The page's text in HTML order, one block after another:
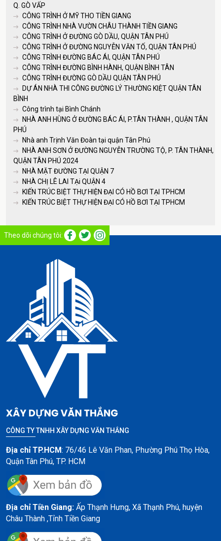
Q. GÒ VẤP
CÔNG TRÌNH Ở MỸ THO TIỀN GIANG
CÔNG TRÌNH NHÀ VƯỜN CHÂU THÀNH TIỀN GIANG
CÔNG TRÌNH Ở ĐƯỜNG GÒ DẦU, QUẬN TÂN PHÚ
CÔNG TRÌNH Ở ĐƯỜNG NGUYỄN VĂN TỐ, QUẬN TÂN PHÚ
CÔNG TRÌNH ĐƯỜNG BÁC ÁI, QUẬN TÂN PHÚ
CÔNG TRÌNH ĐƯỜNG BÌNH HÀNH, QUẬN BÌNH TÂN
CÔNG TRÌNH ĐƯỜNG GÒ DẦU QUẬN TÂN PHÚ
DỰ ÁN NHÀ THI CÔNG ĐƯỜNG LÝ THƯỜNG KIỆT QUẬN TÂN
BÌNH
Công trình tại Bình Chánh
NHÀ ANH HÙNG Ở ĐƯỜNG BÁC ÁI, P.TÂN THÀNH , QUẬN TÂN
PHÚ
Nhà anh Trịnh Văn Đoàn tại quận Tân Phú
NHÀ ANH SƠN Ở ĐƯỜNG NGUYỄN TRƯỜNG TỘ, P. TÂN THÀNH,
QUẬN TÂN PHÚ 2024
NHÀ MẶT ĐƯỜNG TẠI QUẬN 7
NHÀ CHỊ LÊ LAI TẠi QUẬN 4
KIẾN TRÚC BIỆT THỰ HIỆN ĐẠI CÓ HỒ BƠI TẠI TPHCM
KIẾN TRÚC BIỆT THỰ HIỆN ĐẠI CÓ HỒ BƠI TẠI TPHCM
CÔNG TY TNHH XÂY DỰNG VĂN THẮNG
Địa chỉ TP.HCM: 76/46 Lê Văn Phan, Phường Phú Thọ Hòa,
Quận Tân Phú, TP. HCM
Địa chỉ Tiền Giang: Ấp Thạnh Hưng, Xã Thạnh Phú, huyện
Châu Thành ,Tỉnh Tiền Giang
Theo dõi chúng tôi: